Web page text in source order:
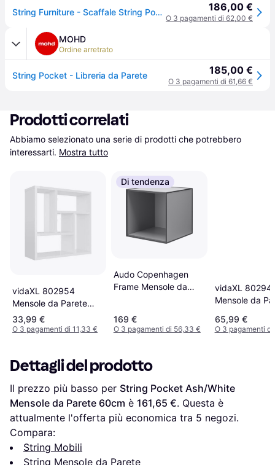
String Furniture - Scaffale String Pocket - Legno naturale - Pannello truciolare impiallacciato - Designer Nils Strinning 186,00 €
O 3 pagamenti di 62,00 €
MOHD
Ordine arretrato
String Pocket - Libreria da Parete 185,00 €
O 3 pagamenti di 61,66 €
Prodotti correlati
Abbiamo selezionato una serie di prodotti che potrebbero
interessarti. Mostra tutto
vidaXL 802954
Mensole da Parete
45.2cm
33,99 €
O 3 pagamenti di 11,33 €
Di tendenza
Audo Copenhagen
Frame Mensole da
169 €
O 3 pagamenti di 56,33 €
vidaXL
Mensole da
65,99 €
O 3 pagamenti di
Dettagli del prodotto
Il prezzo più basso per String Pocket Ash/White
Mensole da Parete 60cm è 161,65 €. Questa è
attualmente l'offerta più economica tra 5 negozi.
Compara:
String Mobili
String Mensole da Parete